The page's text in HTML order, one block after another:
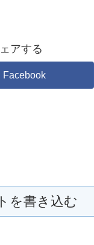
アする
Facebook
を書き込む